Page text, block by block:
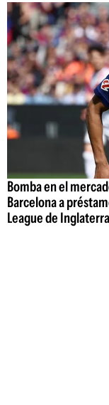
Bomba en el
Barcelona a
League de Inglaterra